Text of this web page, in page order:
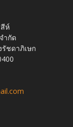
ห์
ำกัด
ชดาภิเษก